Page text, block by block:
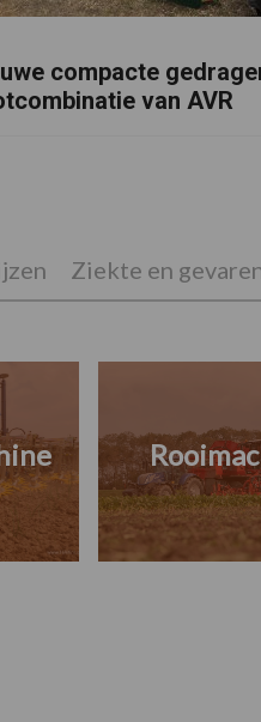
compacte
van AVR
Ziekte en